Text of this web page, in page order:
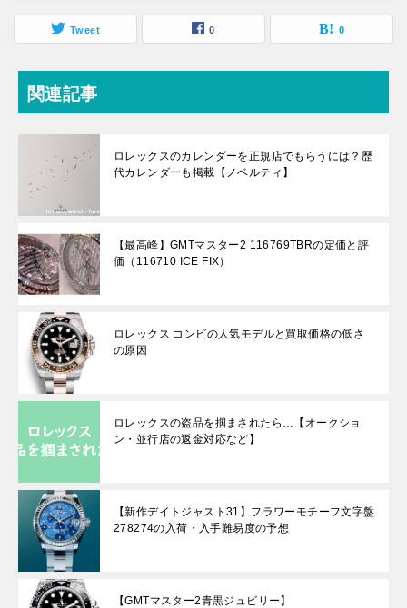
Tweet 0 0
関連記事
ロレックスのカレンダーを正規店でもらうには？歴
代カレンダーも掲載【ノベルティ】
【最高峰】GMTマスター2 116769TBRの定価と評
価（116710 ICE FIX）
ロレックス コンビの人気モデルと買取価格の低さ
の原因
ロレックスの盗品を掴まされたら…【オークショ
ン・並行店の返金対応など】
【新作デイトジャスト31】フラワーモチーフ文字盤
278274の入荷・入手難易度の予想
【GMTマスター2青黒ジュビリー】